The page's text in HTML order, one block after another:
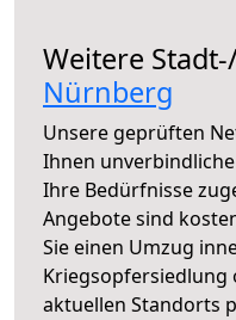
Weitere
Nürnberg
Unsere geprüften
Ihnen
Ihre Bedürfnisse
Angebote sind
Sie einen Umzug
Kriegsopfersiedlung
aktuellen Standorts